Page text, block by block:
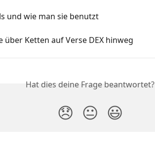
und wie man sie benutzt
über Ketten auf Verse DEX hinweg
Hat dies deine Frage beantwortet?
😞 😐 😃